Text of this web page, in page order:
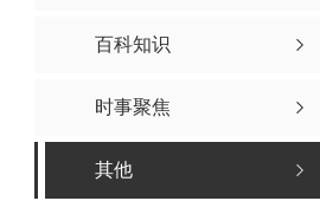
百科知识
时事聚焦
其他